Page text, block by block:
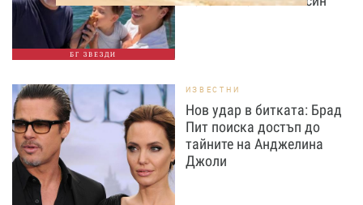
БГ ЗВЕЗДИ
ИЗВЕСТНИ
Нов удар в битката: Брад
Пит поиска достъп до
тайните на Анджелина
Джоли